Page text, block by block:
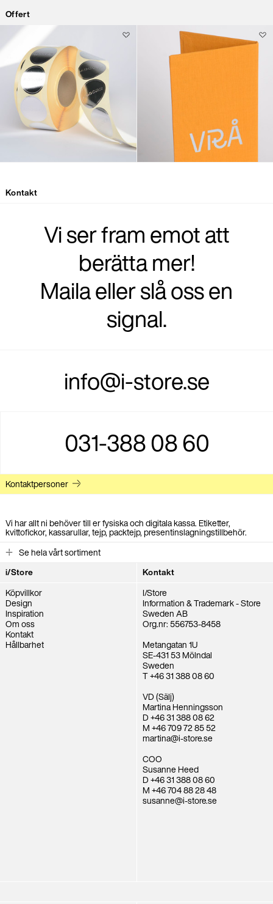
Offert
Kontakt
Vi ser fram emot att
berätta mer!
Maila eller slå oss en
signal.
info@i-store.se
031-388 08 60
Kontaktpersoner
Vi har allt ni behöver till er fysiska och digitala kassa. Etiketter,
kvittofickor, kassarullar, tejp, packtejp, presentinslagningstillbehör.
Se hela vårt sortiment
i/Store
Köpvillkor
Design
Inspiration
Om oss
Kontakt
Hållbarhet
Kontakt
I/Store
Information & Trademark - Store
Sweden AB
Org.nr: 556753-8458
Metangatan 1U
SE-431 53 Mölndal
Sweden
T +46 31 388 08 60
VD (Sälj)
Martina Henningsson
D +46 31 388 08 62
M +46 709 72 85 52
martina@i-store.se
COO
Susanne Heed
D +46 31 388 08 60
M +46 704 88 28 48
susanne@i-store.se